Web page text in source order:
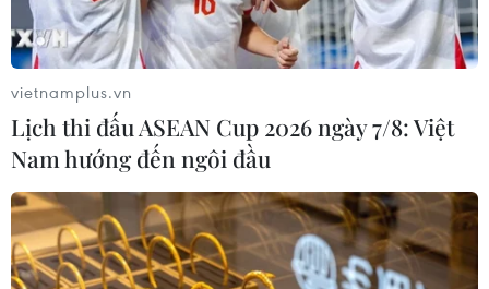
vietnamplus.vn
Lịch thi đấu ASEAN Cup 2026 ngày 7/8: Việt
Nam hướng đến ngôi đầu